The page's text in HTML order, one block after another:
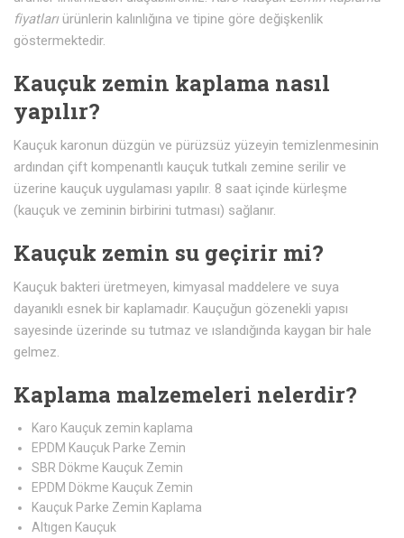
fiyatlarıürünlerin kalınlığına ve tipine göre değişkenlik
göstermektedir.
Kauçuk zemin kaplama nasıl
yapılır?
Kauçuk karonun düzgün ve pürüzsüz yüzeyin temizlenmesinin
ardından çift kompenantlı kauçuk tutkalı zemine serilir ve
üzerine kauçuk uygulaması yapılır. 8 saat içinde kürleşme
(kauçuk ve zeminin birbirini tutması) sağlanır.
Kauçuk zemin su geçirir mi?
Kauçuk bakteri üretmeyen, kimyasal maddelere ve suya
dayanıklı esnek bir kaplamadır. Kauçuğun gözenekli yapısı
sayesinde üzerinde su tutmaz ve ıslandığında kaygan bir hale
gelmez.
Kaplama malzemeleri nelerdir?
Karo Kauçuk zemin kaplama
EPDM Kauçuk Parke Zemin
SBR Dökme Kauçuk Zemin
EPDM Dökme Kauçuk Zemin
Kauçuk Parke Zemin Kaplama
Altıgen Kauçuk